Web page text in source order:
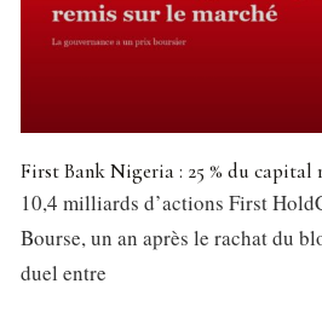
First Bank Nigeria : 25 % du capital
10,4 milliards d’actions First
Bourse, un an après le rachat du
duel entre